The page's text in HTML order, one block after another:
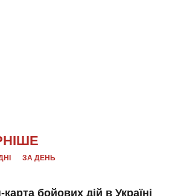
ЗА ДЕНЬ
бойових дій в Україні